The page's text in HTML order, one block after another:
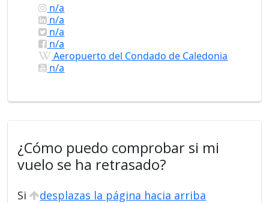
n/a
n/a
n/a
n/a
Aeropuerto del Condado de Caledonia
n/a
¿Cómo puedo comprobar si mi
vuelo se ha retrasado?
Si
desplazas la página hacia arriba